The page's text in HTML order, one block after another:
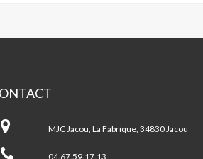
MJC Jacou, La Fabrique, 34830 Jacou
04.67.59.17.13